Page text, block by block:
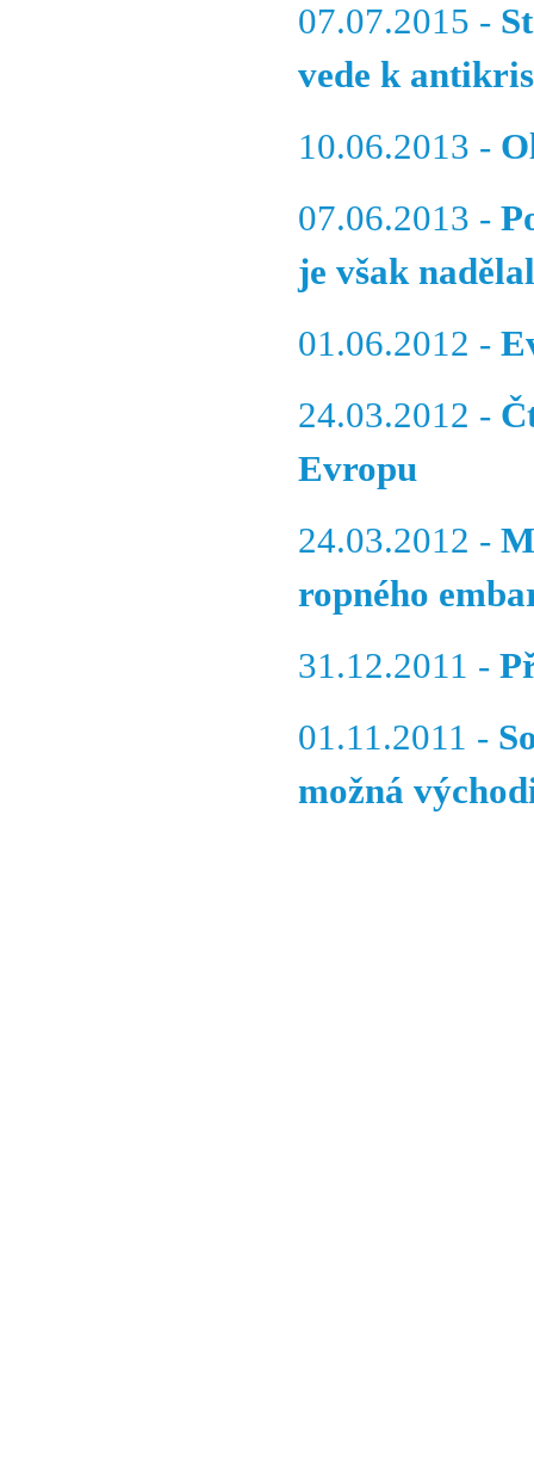
07.07.2015 -
vede k
10.06.2013 -
07.06.2013 -
je však
01.06.2012 -
24.03.2012 -
Evropu
24.03.2012 -
ropného
31.12.2011 -
01.11.2011 -
možná